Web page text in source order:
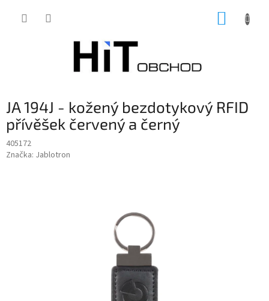
JA 194J - kožený bezdotykový RFID
přívěšek červený a černý
405172
Značka: Jablotron